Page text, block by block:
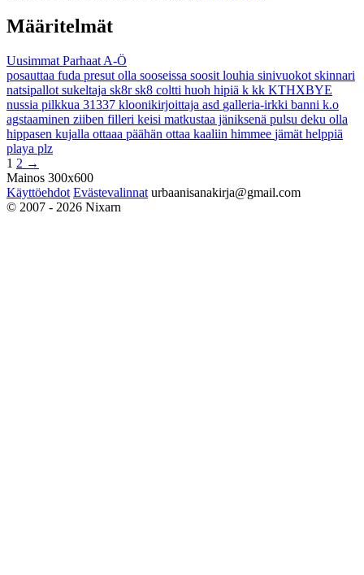
Määritelmät
Uusimmat Parhaat A-Ö
posauttaa fuda presut olla sooseissa soosit louhia sinivuokot skinnari
natsipallot sukeltaja sk8rsk8 coltti huoh hipiä k kk KTHXBYE
nussia pilkkua 31337 kloonikirjoittaja asd galleria-irkki banni k.o
agstaaminen ziiben filleri keisi matkustaa jäniksenä pulsu deku olla
hippasen kujalla ottaaa päähän ottaa kaaliin himmee jämät helppiä
playa plz
1 2 →
Mainos 300x600
Käyttöehdot Evästevalinnat urbaanisanakirja@gmail.com
© 2007 - 2026 Nixarn